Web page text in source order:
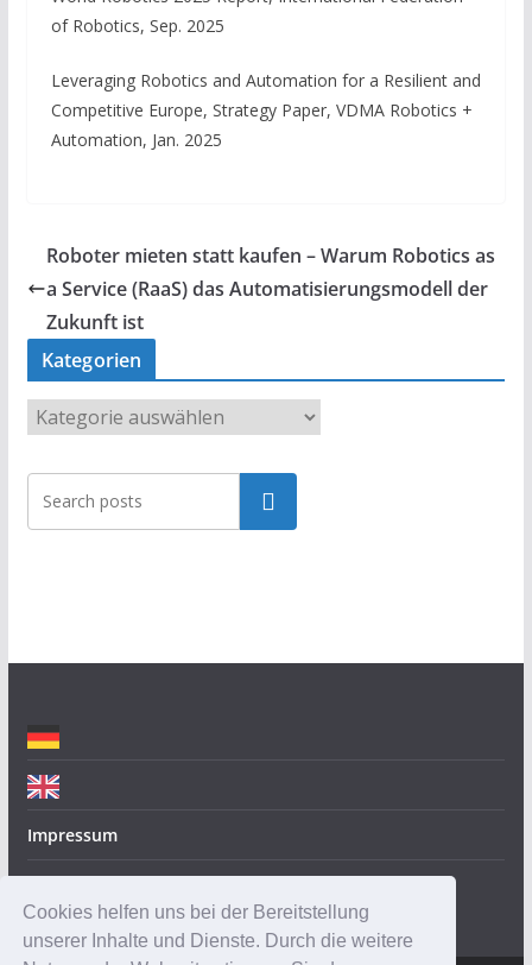
Cookies helfen uns bei der Bereitstellung
unserer Inhalte und Dienste. Durch die weitere
of Robotics, Sep. 2025
Leveraging Robotics and Automation for a Resilient and
Competitive Europe, Strategy Paper, VDMA Robotics +
Automation, Jan. 2025
Roboter mieten statt kaufen – Warum Robotics as
a Service (RaaS) das Automatisierungsmodell der
Zukunft ist
Kategorien
a
t
g
Suchen
Impressum